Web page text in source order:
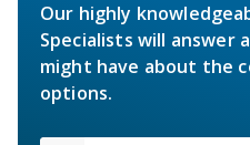
Our highly
Specialists will answer
might have about the
options.